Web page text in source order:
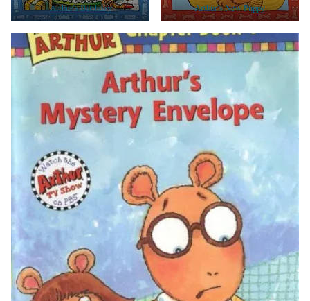
Arthur’s Birthday Arthur’s New Puppy